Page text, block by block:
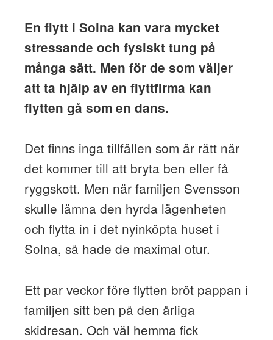
En flytt i Solna kan vara mycket
stressande och fysiskt tung på
många sätt. Men för de som väljer
att ta hjälp av en flyttfirma kan
flytten gå som en dans.
Det finns inga tillfällen som är rätt när
det kommer till att bryta ben eller få
ryggskott. Men när familjen Svensson
skulle lämna den hyrda lägenheten
och flytta in i det nyinköpta huset i
Solna, så hade de maximal otur.
Ett par veckor före flytten bröt pappan i
familjen sitt ben på den årliga
skidresan. Och väl hemma fick